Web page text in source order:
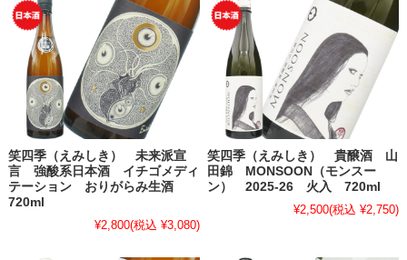
笑四季（えみしき） 未来派宣
言 強酸系日本酒 イチゴメディ
テーション おりがらみ生酒
720ml
¥2,800(税込 ¥3,080)
笑四季（えみしき） 貴醸酒 山
田錦 MONSOON（モンスー
ン） 2025-26 火入 720ml
¥2,500(税込 ¥2,750)